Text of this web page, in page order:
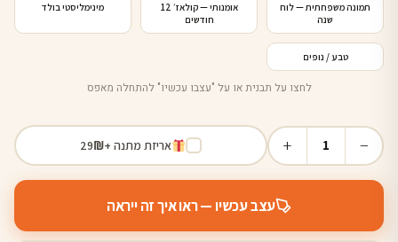
תמונה משפחתית — לוח
שנה
אומנותי — קולאז׳ 12
חודשים
מינימליסטי בולד
לוח שנה · 2026
נופי הארץ 12 חודשים של יופי
טבע / נופים
לחצו על תבנית או על "עצבו עכשיו" להתחלה מאפס
−
1
+ אריזת מתנה +₪
29
עצב עכשיו — ראו איך זה ייראה